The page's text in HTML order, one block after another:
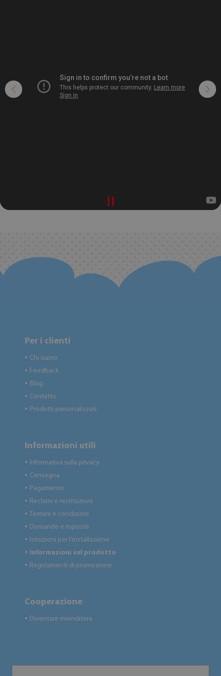
Per i clienti
● Chi siamo
● Feedback
● Blog
● Contatto
● Prodotti personalizzati
Informazioni utili
● Informativa sulla privacy
● Consegna
● Pagamento
● Reclami e restituzioni
● Termini e condizioni
● Domande e risposte
● Istruzioni per l'installazione
● Informazioni sul prodotto
● Regolamenti di promozione
Cooperazione
● Diventare rivenditore